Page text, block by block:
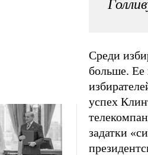
Среди
больше.
успех
задатки